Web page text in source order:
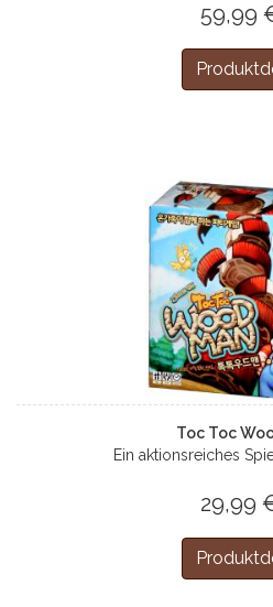
59,99
Toc Toc
Ein aktionsreiches
29,99